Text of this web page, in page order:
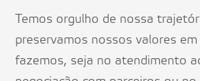
Temos orgulho de nossa
preservamos nossos valores
fazemos, seja no atendimento